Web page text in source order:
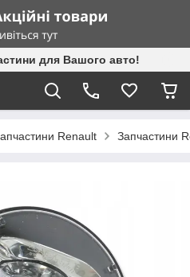
для Вашого авто!
Renault Запчастини